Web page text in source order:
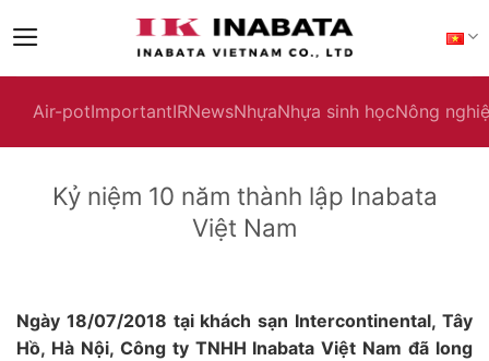
to
Air-potImportantIRNewsNhựaNhựa sinh họcNông
Kỷ niệm 10 năm thành lập Inabata
Việt Nam
Ngày 18/07/2018 tại khách sạn Intercontinental, Tây
Hồ, Hà Nội, Công ty TNHH Inabata Việt Nam đã long